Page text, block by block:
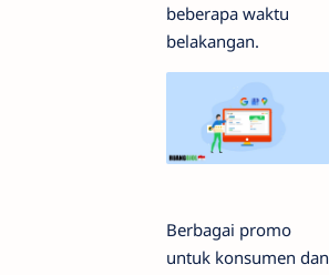
beberapa waktu
belakangan.
Berbagai promo
untuk konsumen dan